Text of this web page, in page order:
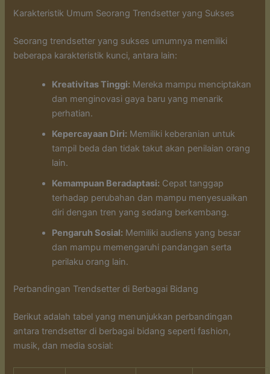
Karakteristik Umum Seorang Trendsetter yang Sukses
Seorang trendsetter yang sukses umumnya memiliki
beberapa karakteristik kunci, antara lain:
Kreativitas Tinggi: Mereka mampu menciptakan
dan menginovasi gaya baru yang menarik
perhatian.
Kepercayaan Diri: Memiliki keberanian untuk
tampil beda dan tidak takut akan penilaian orang
lain.
Kemampuan Beradaptasi: Cepat tanggap
terhadap perubahan dan mampu menyesuaikan
diri dengan tren yang sedang berkembang.
Pengaruh Sosial: Memiliki audiens yang besar
dan mampu memengaruhi pandangan serta
perilaku orang lain.
Perbandingan Trendsetter di Berbagai Bidang
Berikut adalah tabel yang menunjukkan perbandingan
antara trendsetter di berbagai bidang seperti fashion,
musik, dan media sosial: